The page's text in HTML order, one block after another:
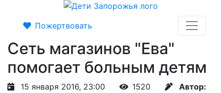
Пожертвовать
Сеть магазинов "Ева"
помогает больным детям
15 января 2016, 23:00 1520
Автор: